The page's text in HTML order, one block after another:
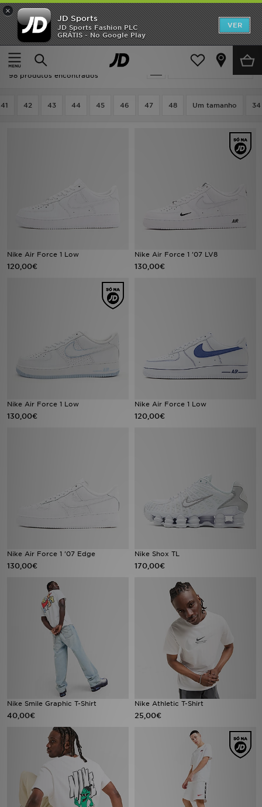
×
JD Sports
JD Sports Fashion PLC
GRÁTIS - No Google Play
VER
Página principal
Homem
Actualizar a pesquisa
Homem - Branco Nike
98 produtos encontrados
41 42 43 44 45 46 47 48 Um tamanho
Nike Air Force 1 Low
120,00€
Nike Air Force 1 '07 LV8
130,00€
Nike Air Force 1 Low
130,00€
Nike Air Force 1 Low
120,00€
Nike Air Force 1 '07 Edge
130,00€
Nike Shox TL
170,00€
Nike Smile Graphic T-Shirt
40,00€
Nike Athletic T-Shirt
25,00€
INÍCIO
Promoções
NOVIDADES
DESPORTO
LOCALIZADOR DE LOJAS
BLOG
ESTADO DO TEU PEDIDO
TRABALHA CONNOSCO
FAQs